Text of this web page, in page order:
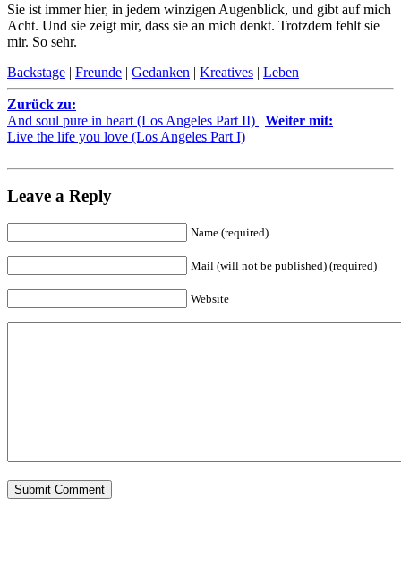
Sie ist immer hier, in jedem winzigen Augenblick, und gibt auf mich
Acht. Und sie zeigt mir, dass sie an mich denkt. Trotzdem fehlt sie
mir. So sehr.
Backstage | Freunde | Gedanken | Kreatives | Leben
Zurück zu:
And soul pure in heart (Los Angeles Part II) | Weiter mit:
Live the life you love (Los Angeles Part I)
Leave a Reply
Name (required)
Mail (will not be published) (required)
Website